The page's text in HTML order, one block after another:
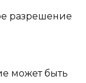
разрешение
может быть